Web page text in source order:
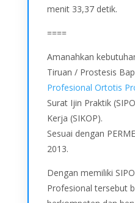
menit 33,37 detik.
====
Amanahkan
Tiruan / Prostesis
Profesional Ortotis
Surat Ijin Praktik
Kerja (SIKOP).
Sesuai dengan
2013.
Dengan memiliki
Profesional tersebut